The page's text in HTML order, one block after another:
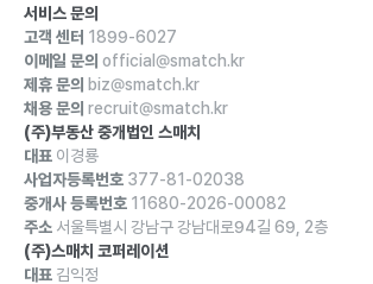
서비스 문의
고객 센터 1899-6027
이메일 문의 official@smatch.kr
제휴 문의 biz@smatch.kr
채용 문의 recruit@smatch.kr
(주)부동산 중개법인 스매치
대표 이경룡
사업자등록번호 377-81-02038
중개사 등록번호 11680-2026-00082
주소 서울특별시 강남구 강남대로94길 69, 2층
(주)스매치 코퍼레이션
대표 김익정